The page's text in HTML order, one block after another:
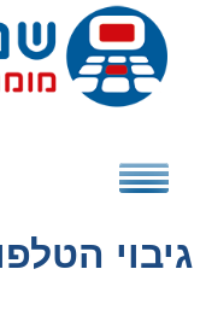
content
גיבוי